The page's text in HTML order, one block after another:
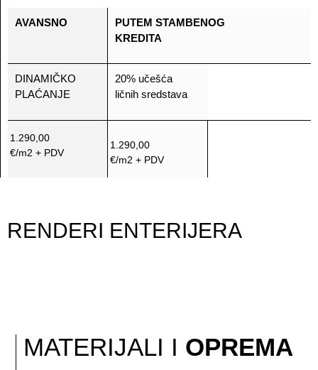
AVANSNO
PUTEM STAMBENOG
KREDITA
DINAMIČKO
PLAĆANJE
20% učešća
ličnih sredstava
1.290,00
€/m2 + PDV
1.290,00
€/m2 + PDV
RENDERI ENTERIJERA
MATERIJALI I OPREMA